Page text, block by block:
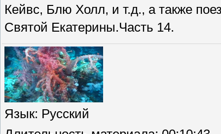
Кейвс, Блю Холл, и т.д., а также
Святой Екатерины.Часть 14.
Язык: Русский